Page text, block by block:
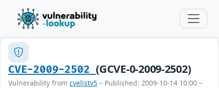
CVE-2009-2502(GCVE-0-2009-2502)
Vulnerability from cvelistv5 – Published: 2009-10-14 10:00 –